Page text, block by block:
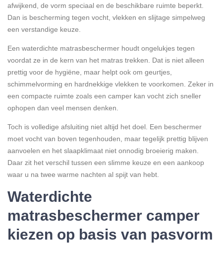
afwijkend, de vorm speciaal en de beschikbare ruimte beperkt.
Dan is bescherming tegen vocht, vlekken en slijtage simpelweg
een verstandige keuze.
Een waterdichte matrasbeschermer houdt ongelukjes tegen
voordat ze in de kern van het matras trekken. Dat is niet alleen
prettig voor de hygiëne, maar helpt ook om geurtjes,
schimmelvorming en hardnekkige vlekken te voorkomen. Zeker in
een compacte ruimte zoals een camper kan vocht zich sneller
ophopen dan veel mensen denken.
Toch is volledige afsluiting niet altijd het doel. Een beschermer
moet vocht van boven tegenhouden, maar tegelijk prettig blijven
aanvoelen en het slaapklimaat niet onnodig broeierig maken.
Daar zit het verschil tussen een slimme keuze en een aankoop
waar u na twee warme nachten al spijt van hebt.
Waterdichte
matrasbeschermer camper
kiezen op basis van pasvorm